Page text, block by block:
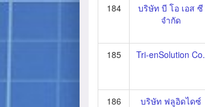
184
บริษัท บี โอ เอส ซี
จำกัด
185
Tri-enSolution Co.
186
บริษัท ฟลูอิดไดซ์